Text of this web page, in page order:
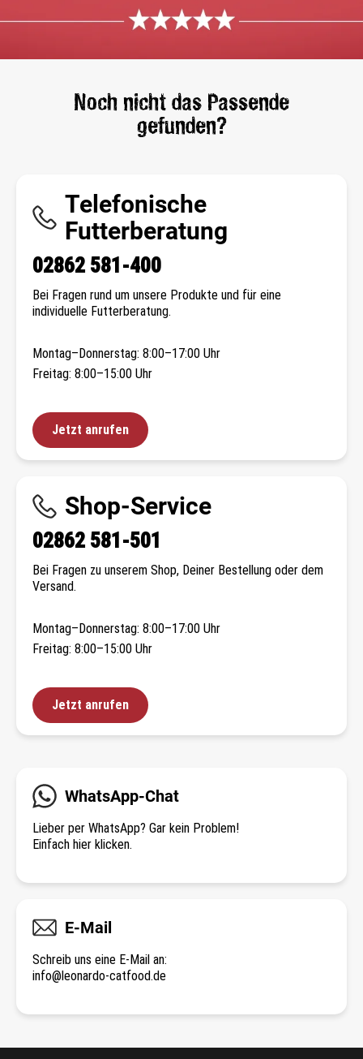
Noch nicht das Passende
gefunden?
Telefonische
Futterberatung
02862 581-400
Bei Fragen rund um unsere Produkte und für eine
individuelle Futterberatung.
Montag–Donnerstag: 8:00–17:00 Uhr
Freitag: 8:00–15:00 Uhr
Jetzt anrufen
Shop-Service
02862 581-501
Bei Fragen zu unserem Shop, Deiner Bestellung oder dem
Versand.
Montag–Donnerstag: 8:00–17:00 Uhr
Freitag: 8:00–15:00 Uhr
Jetzt anrufen
WhatsApp-Chat
Lieber per WhatsApp? Gar kein Problem!
Einfach hier klicken.
E-Mail
Schreib uns eine E-Mail an:
info@leonardo-catfood.de